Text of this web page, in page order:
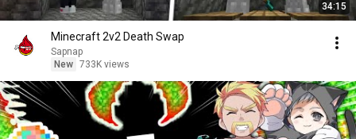
34:15
Minecraft 2v2 Death Swap
Sapnap
New 733K views